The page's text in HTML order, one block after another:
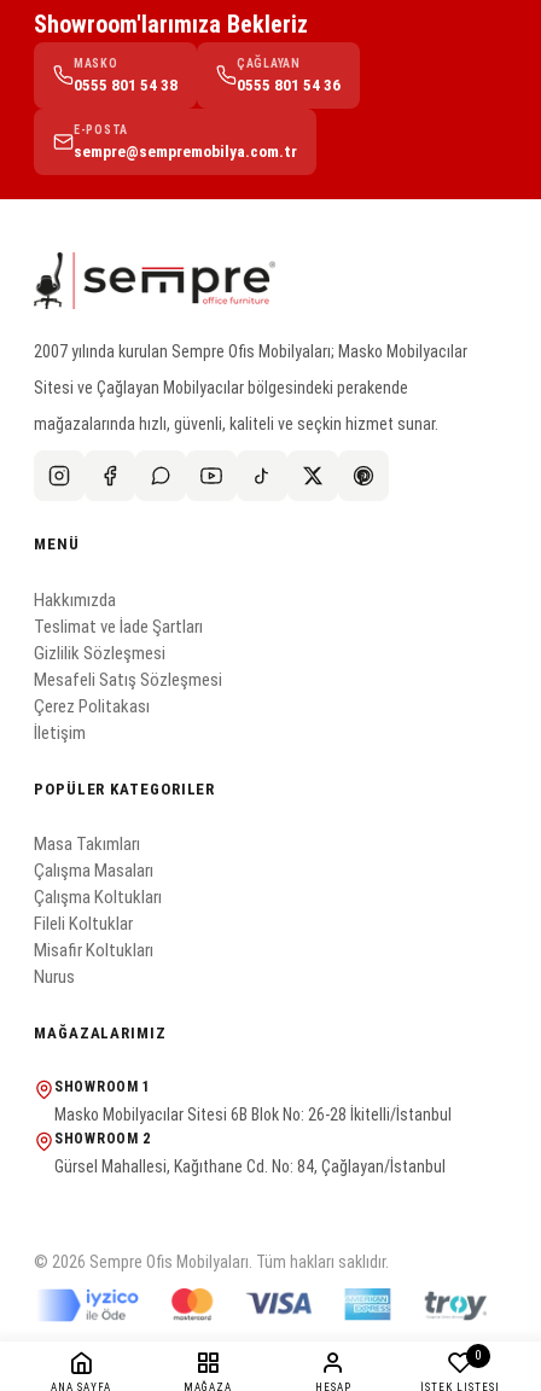
ANA SAYFA MAĞAZA HESAP
0
İSTEK LISTESI
Showroom'larımıza Bekleriz
MASKO
0555 801 54 38
ÇAĞLAYAN
0555 801 54 36
E-POSTA
sempre@sempremobilya.com.tr
2007 yılında kurulan Sempre Ofis Mobilyaları; Masko Mobilyacılar
Sitesi ve Çağlayan Mobilyacılar bölgesindeki perakende
mağazalarında hızlı, güvenli, kaliteli ve seçkin hizmet sunar.
MENÜ
Hakkımızda
Teslimat ve İade Şartları
Gizlilik Sözleşmesi
Mesafeli Satış Sözleşmesi
Çerez Politakası
İletişim
POPÜLER KATEGORILER
Masa Takımları
Çalışma Masaları
Çalışma Koltukları
Fileli Koltuklar
Misafir Koltukları
Nurus
MAĞAZALARIMIZ
SHOWROOM 1
Masko Mobilyacılar Sitesi 6B Blok No: 26-28 İkitelli/İstanbul
SHOWROOM 2
Gürsel Mahallesi, Kağıthane Cd. No: 84, Çağlayan/İstanbul
© 2026 Sempre Ofis Mobilyaları. Tüm hakları saklıdır.